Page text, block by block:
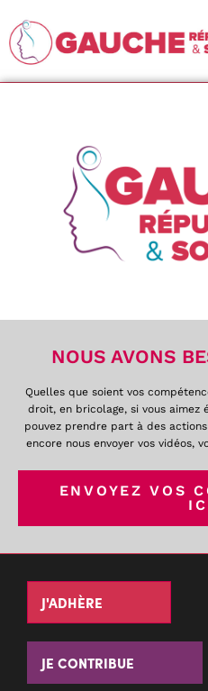
NOUS AVONS
Quelles que soient vos
droit, en bricolage, si vous aimez
pouvez prendre part à des
encore nous envoyer vos vidéos,
ENVOYEZ VOS
J'ADHÈRE
JE CONTRIBUE